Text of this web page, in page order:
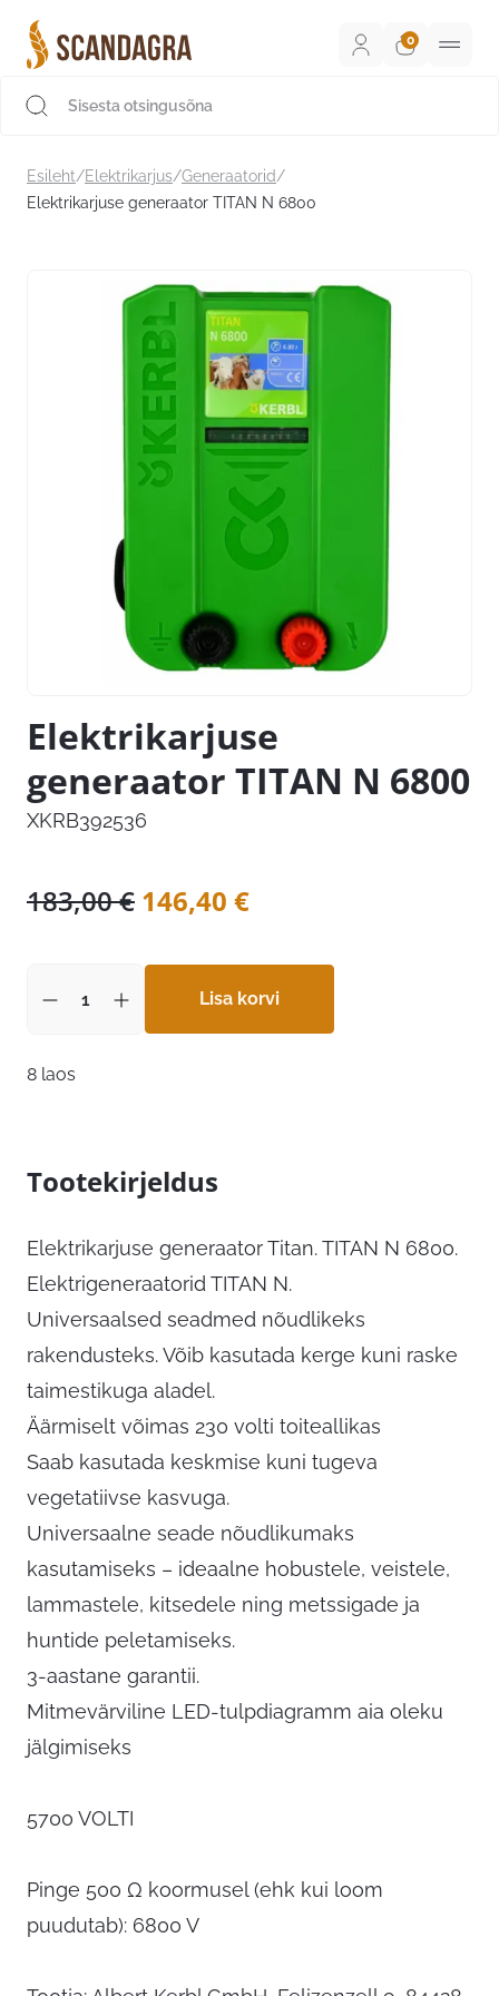
sisu
juurde
Esileht/Elektrikarjus/Generaatorid/
Elektrikarjuse generaator TITAN N 6800
Elektrikarjuse
generaator TITAN N 6800
XKRB392536
183,00€ Algne
oli:
183,00 €.
146,40 €Praegune
on:
146,40 €.
Lisa korvi
8 laos
Tootekirjeldus
Elektrikarjuse generaator Titan. TITAN N 6800.
Elektrigeneraatorid TITAN N.
Universaalsed seadmed nõudlikeks
rakendusteks. Võib kasutada kerge kuni raske
taimestikuga aladel.
Äärmiselt võimas 230 volti toiteallikas
Saab kasutada keskmise kuni tugeva
vegetatiivse kasvuga.
Universaalne seade nõudlikumaks
kasutamiseks – ideaalne hobustele, veistele,
lammastele, kitsedele ning metssigade ja
huntide peletamiseks.
3-aastane garantii.
Mitmevärviline LED-tulpdiagramm aia oleku
jälgimiseks
5700 VOLTI
Pinge 500 Ω koormusel (ehk kui loom
puudutab): 6800 V